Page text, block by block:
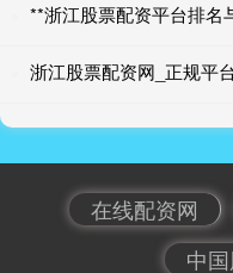
**浙江股票配资平台排名
浙江股票配资网_正规平
在线配资网
中